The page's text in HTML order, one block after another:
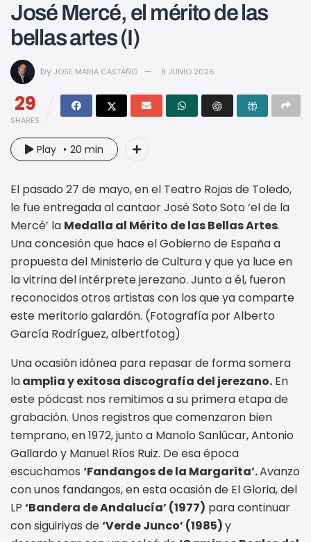
José Mercé, el mérito de las
bellas artes (I)
by JOSE MARIA CASTAÑO 8 JUNIO 2026
29
SHARES
Play 20 min
El pasado 27 de mayo, en el Teatro Rojas de Toledo,
le fue entregada al cantaor José Soto Soto ‘el de la
Mercé’ la Medalla al Mérito de las Bellas Artes.
Una concesión que hace el Gobierno de España a
propuesta del Ministerio de Cultura y que ya luce en
la vitrina del intérprete jerezano. Junto a él, fueron
reconocidos otros artistas con los que ya comparte
este meritorio galardón. (Fotografía por Alberto
García Rodríguez, albertfotog)
Una ocasión idónea para repasar de forma somera
laamplia y exitosa discografía del jerezano. En
este pódcast nos remitimos a su primera etapa de
grabación. Unos registros que comenzaron bien
temprano, en 1972, junto a Manolo Sanlúcar, Antonio
Gallardo y Manuel Ríos Ruiz. De esa época
escuchamos ‘Fandangos de la Margarita’.Avanzo
con unos fandangos, en esta ocasión de El Gloria, del
LP ‘Bandera de Andalucía’ (1977) para continuar
con siguiriyas de‘Verde Junco’ (1985)y